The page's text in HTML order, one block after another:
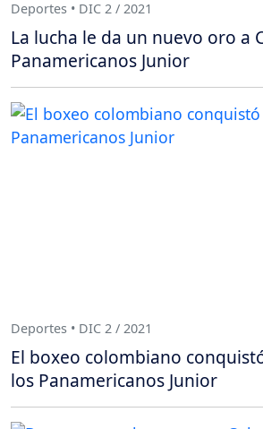
Deportes • DIC 2 / 2021
La lucha le da un nuevo oro a
Panamericanos Junior
Deportes • DIC 2 / 2021
El boxeo colombiano
los Panamericanos Junior